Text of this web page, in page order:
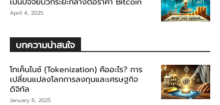
April 4, 2025
บทความน่าสนใจ
โทเค็นไนซ์ (Tokenization) คืออะไร? การ
เปลี่ยนแปลงโลกการลงทุนและเศรษฐกิจ
ดิจิทัล
January 8, 2025